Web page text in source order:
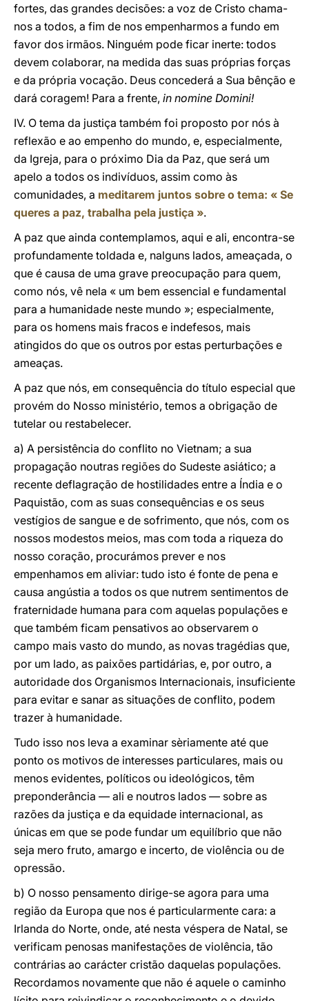
fortes, das grandes decisões: a voz de Cristo chama-
nos a todos, a fim de nos empenharmos a fundo em
favor dos irmãos. Ninguém pode ficar inerte: todos
devem colaborar, na medida das suas próprias forças
e da própria vocação. Deus concederá a Sua bênção e
dará coragem! Para a frente, in nomine Domini!
IV. O tema da justiça também foi proposto por nós à
reflexão e ao empenho do mundo, e, especialmente,
da Igreja, para o próximo Dia da Paz, que será um
apelo a todos os indivíduos, assim como às
comunidades, a meditarem juntos sobre o tema: « Se
queres a paz, trabalha pela justiça ».
A paz que ainda contemplamos, aqui e ali, encontra-se
profundamente toldada e, nalguns lados, ameaçada, o
que é causa de uma grave preocupação para quem,
como nós, vê nela « um bem essencial e fundamental
para a humanidade neste mundo »; especialmente,
para os homens mais fracos e indefesos, mais
atingidos do que os outros por estas perturbações e
ameaças.
A paz que nós, em consequência do título especial que
provém do Nosso ministério, temos a obrigação de
tutelar ou restabelecer.
a) A persistência do conflito no Vietnam; a sua
propagação noutras regiões do Sudeste asiático; a
recente deflagração de hostilidades entre a Índia e o
Paquistão, com as suas consequências e os seus
vestígios de sangue e de sofrimento, que nós, com os
nossos modestos meios, mas com toda a riqueza do
nosso coração, procurámos prever e nos
empenhamos em aliviar: tudo isto é fonte de pena e
causa angústia a todos os que nutrem sentimentos de
fraternidade humana para com aquelas populações e
que também ficam pensativos ao observarem o
campo mais vasto do mundo, as novas tragédias que,
por um lado, as paixões partidárias, e, por outro, a
autoridade dos Organismos Internacionais, insuficiente
para evitar e sanar as situações de conflito, podem
trazer à humanidade.
Tudo isso nos leva a examinar sèriamente até que
ponto os motivos de interesses particulares, mais ou
menos evidentes, políticos ou ideológicos, têm
preponderância — ali e noutros lados — sobre as
razões da justiça e da equidade internacional, as
únicas em que se pode fundar um equilíbrio que não
seja mero fruto, amargo e incerto, de violência ou de
opressão.
b) O nosso pensamento dirige-se agora para uma
região da Europa que nos é particularmente cara: a
Irlanda do Norte, onde, até nesta véspera de Natal, se
verificam penosas manifestações de violência, tão
contrárias ao carácter cristão daquelas populações.
Recordamos novamente que não é aquele o caminho